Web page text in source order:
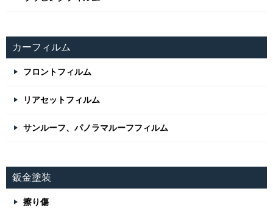
カーフィルム
フロントフィルム
リアセットフィルム
サンルーフ、パノラマルーフフィルム
鈑金塗装
擦り傷